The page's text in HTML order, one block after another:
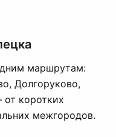
маршрутам:
Долгоруково,
коротких
межгородов.